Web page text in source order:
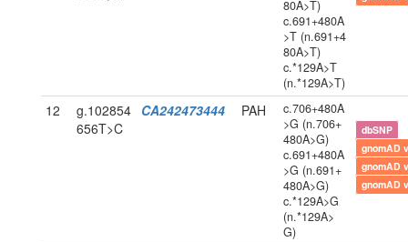
80A>T)
c.691+480A
>T (n.691+4
80A>T)
c.*129A>T
(n.*129A>T)
12
g.102854
656T>C
CA242473444 PAH
c.706+480A
>G (n.706+
480A>G)
c.691+480A
>G (n.691+
480A>G)
c.*129A>G
(n.*129A>
G)
dbSNP
gnomAD
gnomAD
gnomAD